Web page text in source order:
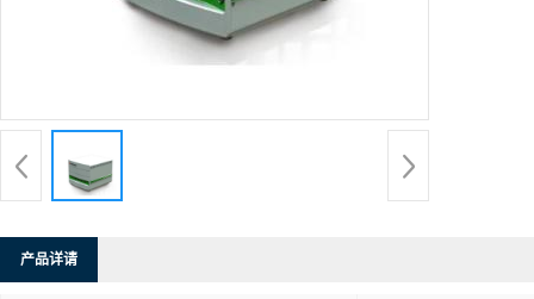
产品详请